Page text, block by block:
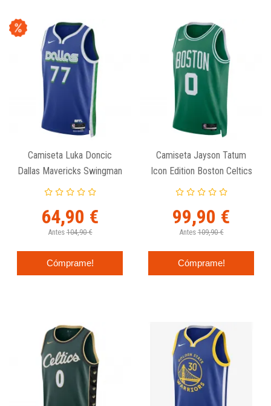
Camiseta Luka Doncic
Dallas Mavericks Swingman
City Edition 2023
64,90 €
Antes 104,90 €
Cómprame!
Camiseta Jayson Tatum
Icon Edition Boston Celtics
Swingman Nike
99,90 €
Antes 109,90 €
Cómprame!